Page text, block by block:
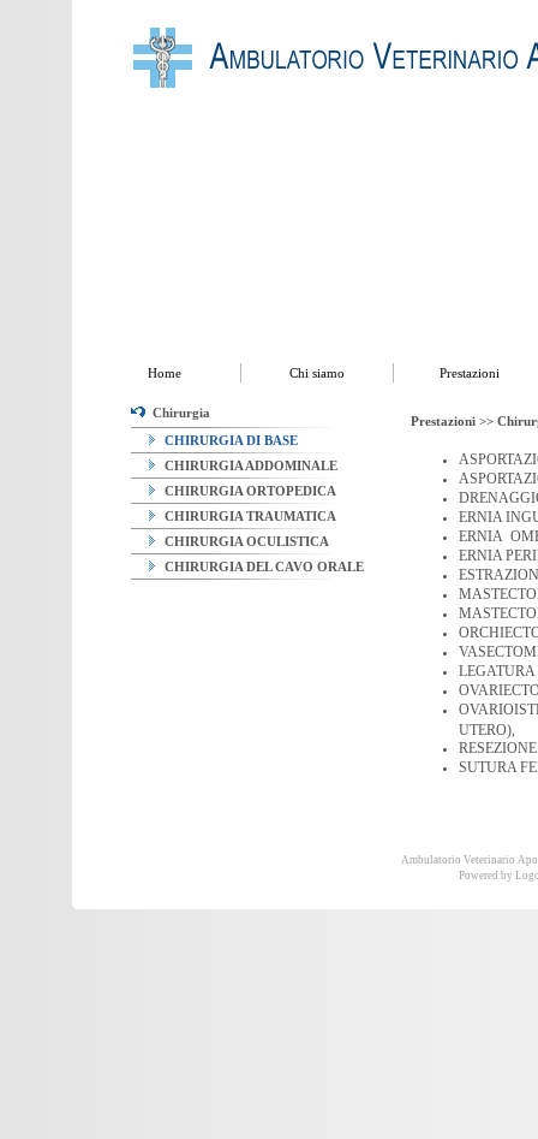
Chi siamo Prestazioni Utilities Contatti
Chirurgia
CHIRURGIA DI BASE
CHIRURGIA ADDOMINALE
CHIRURGIA ORTOPEDICA
CHIRURGIA TRAUMATICA
CHIRURGIA OCULISTICA
CHIRURGIA DEL CAVO ORALE
Prestazioni >>
ERNIA
ERNIA
ERNIA
UTERO),
SUTURA
Ambulatorio Veterinario
Powered by
Home Chi siamo Prestazioni